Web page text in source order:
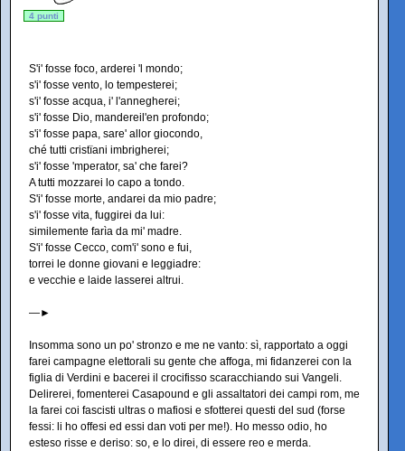
4 punti
S'i' fosse foco, arderei 'l mondo;
s'i' fosse vento, lo tempesterei;
s'i' fosse acqua, i' l'annegherei;
s'i' fosse Dio, mandereil'en profondo;
s'i' fosse papa, sare' allor giocondo,
ché tutti cristïani imbrigherei;
s'i' fosse 'mperator, sa' che farei?
A tutti mozzarei lo capo a tondo.
S'i' fosse morte, andarei da mio padre;
s'i' fosse vita, fuggirei da lui:
similemente farìa da mi' madre.
S'i' fosse Cecco, com'i' sono e fui,
torrei le donne giovani e leggiadre:
e vecchie e laide lasserei altrui.
—►
Insomma sono un po' stronzo e me ne vanto: sì, rapportato a oggi
farei campagne elettorali su gente che affoga, mi fidanzerei con la
figlia di Verdini e bacerei il crocifisso scaracchiando sui Vangeli.
Delirerei, fomenterei Casapound e gli assaltatori dei campi rom, me
la farei coi fascisti ultras o mafiosi e sfotterei questi del sud (forse
fessi: li ho offesi ed essi dan voti per me!). Ho messo odio, ho
esteso risse e deriso: so, e lo direi, di essere reo e merda.